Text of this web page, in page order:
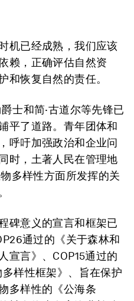
机已经成熟，我们应该
赖，正确评估自然资
和恢复自然的责任。
士和简·古道尔等先锋已
平了道路。青年团体和
呼吁加强政治和企业问
时，土著人民在管理地
多样性方面所发挥的关
碑意义的宣言和框架已
通过的《关于森林和
宣言》、COP15通过的
多样性框架》、旨在保护
多样性的《公海条